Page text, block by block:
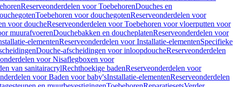
Reserveonderdelen voor ToebehorenDouches en
Toebehoren voor douchegotenReserveonderdelen voor
voor doucheReserveonderdelen voor Toebehoren voor vloerputten voor
muurafvoerenDouchebakken en doucheplatenReserveonderdelen voor
elementenReserveonderdelen voor Installatie-elementenSpecifieke
Douche-afscheidingen voor inloopdoucheReserveonderdelen
voor Nisaflegboxen voor
van sanitairacrylRechthoekige badenReserveonderdelen voor
voor Baden voor baby'sInstallatie-elementenReserveonderdelen